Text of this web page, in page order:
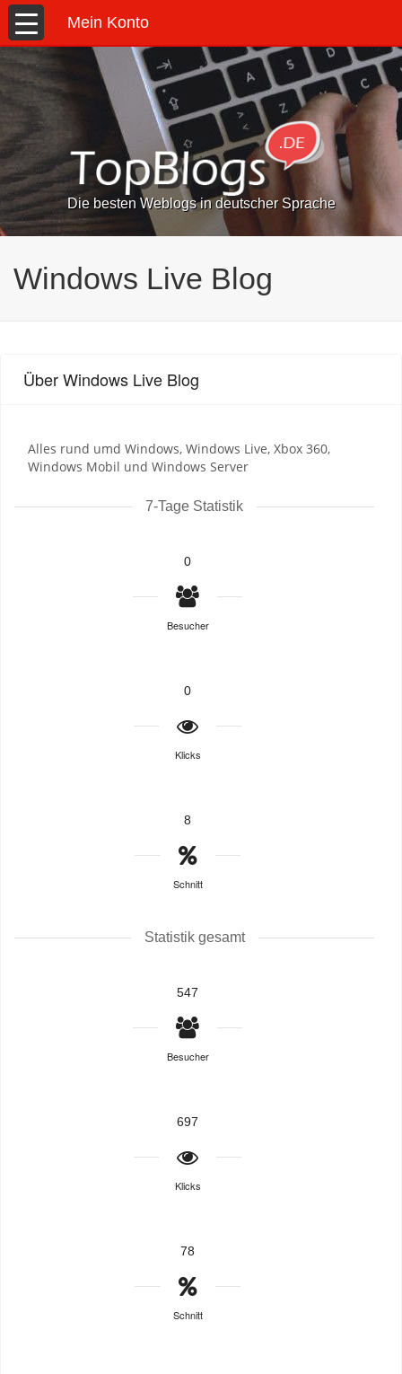
Mein Konto
Die besten Weblogs in deutscher Sprache
Windows Live Blog
Über Windows Live Blog
Alles rund umd Windows, Windows Live, Xbox 360,
Windows Mobil und Windows Server
7-Tage Statistik
0
Besucher
0
Klicks
8
Schnitt
Statistik gesamt
547
Besucher
697
Klicks
78
Schnitt